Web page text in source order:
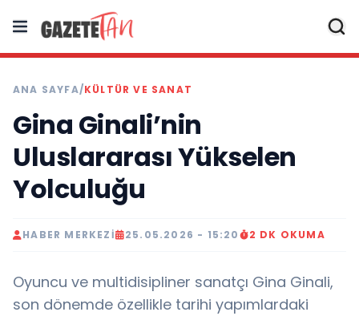
ANA SAYFA/KÜLTÜR VE SANAT
Gina Ginali’nin
Uluslararası Yükselen
Yolculuğu
HABER MERKEZI 25.05.2026 - 15:20 2 DK OKUMA
Oyuncu ve multidisipliner sanatçı Gina Ginali,
son dönemde özellikle tarihi yapımlardaki